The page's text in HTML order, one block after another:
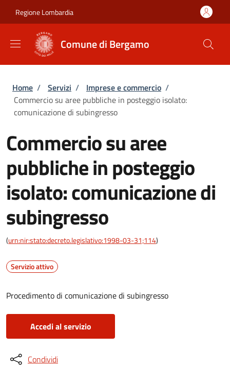
Regione Lombardia
Comune di Bergamo
Briciole di pane
Home / Servizi / Imprese e commercio /
Commercio su aree pubbliche in posteggio isolato:
comunicazione di subingresso
Commercio su aree
pubbliche in posteggio
isolato: comunicazione di
subingresso
(urn:nir:stato:decreto.legislativo:1998-03-31;114)
Servizio attivo
Procedimento di comunicazione di subingresso
Accedi al servizio
Condividi